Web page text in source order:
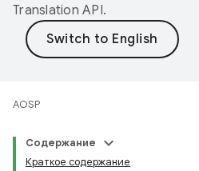
Translation API.
AOSP
Содержание
Краткое содержание